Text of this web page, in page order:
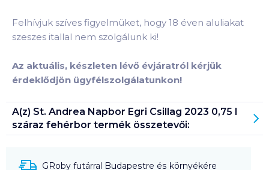
Felhívjuk szíves figyelmüket, hogy 18 éven aluliakat
szeszes itallal nem szolgálunk ki!
Az aktuális, készleten lévő évjáratról kérjük
érdeklődjön ügyfélszolgálatunkon!
A(z) St. Andrea Napbor Egri Csillag 2023 0,75 l
száraz fehérbor termék összetevői:
GRoby futárral Budapestre és környékére